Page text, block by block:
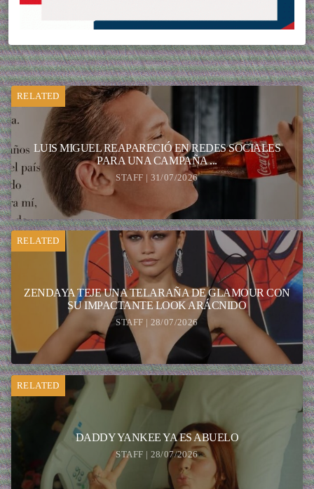
RELATED
LUIS MIGUEL REAPARECIÓ EN REDES SOCIALES
PARA UNA CAMPAÑA ...
STAFF | 31/07/2026
RELATED
ZENDAYA TEJE UNA TELARAÑA DE GLAMOUR CON
SU IMPACTANTE LOOK ARÁCNIDO
STAFF | 28/07/2026
RELATED
DADDY YANKEE YA ES ABUELO
STAFF | 28/07/2026